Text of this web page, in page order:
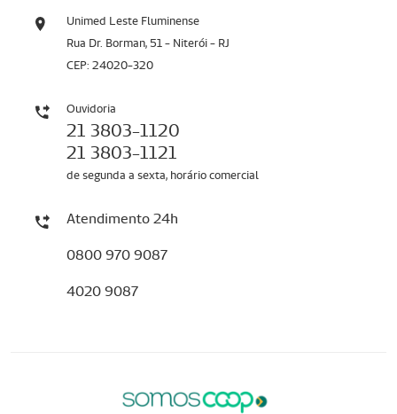
Unimed Leste Fluminense
Rua Dr. Borman, 51 - Niterói - RJ
CEP: 24020-320
Ouvidoria
21 3803-1120
21 3803-1121
de segunda a sexta, horário comercial
Atendimento 24h
0800 970 9087
4020 9087